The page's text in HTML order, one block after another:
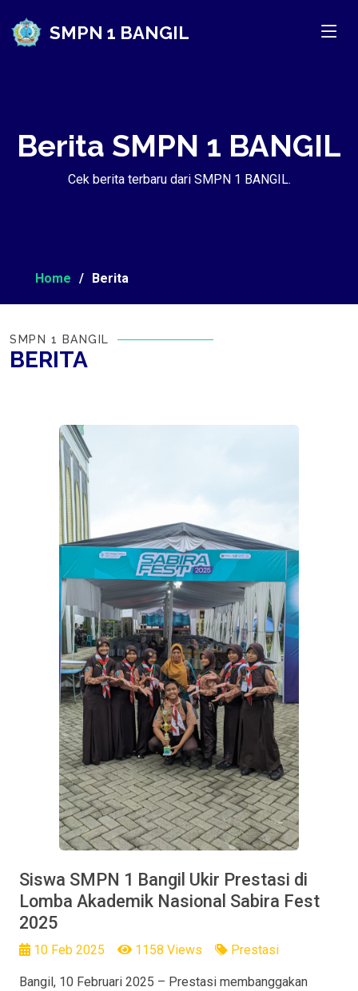
SMPN 1 BANGIL
Berita SMPN 1 BANGIL
Cek berita terbaru dari SMPN 1 BANGIL.
Home Berita
SMPN 1 BANGIL
BERITA
Siswa SMPN 1 Bangil Ukir Prestasi di
Lomba Akademik Nasional Sabira Fest
2025
10 Feb 2025 1158 Views Prestasi
Bangil, 10 Februari 2025 – Prestasi membanggakan